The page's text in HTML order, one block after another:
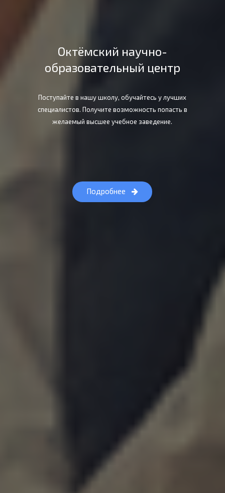
Октёмский научно-
образовательный центр
Поступайте в нашу школу, обучайтесь у лучших
специалистов. Получите возможность попасть в
желаемый высшее учебное заведение.
Подробнее